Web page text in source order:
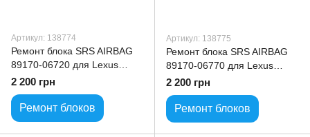
Артикул: 138774
Ремонт блока SRS AIRBAG
89170-06720 для Lexus
Toyota ALL model
2 200 грн
Ремонт блоков
Артикул: 138775
Ремонт блока SRS AIRBAG
89170-06770 для Lexus
Toyota ALL model
2 200 грн
Ремонт блоков